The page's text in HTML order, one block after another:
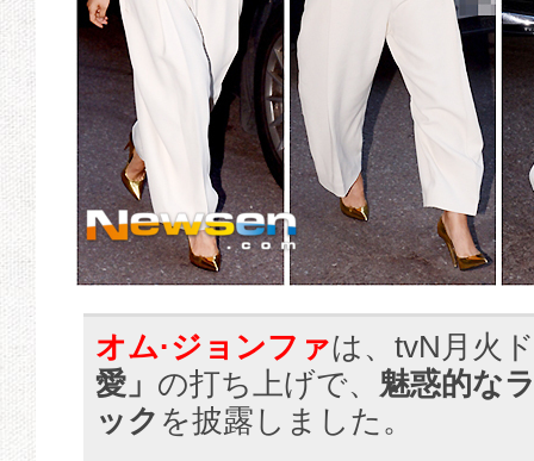
オム·ジョンファは、tvN月火
愛」 の打ち上げで、 魅惑的な
ック を披露しました。